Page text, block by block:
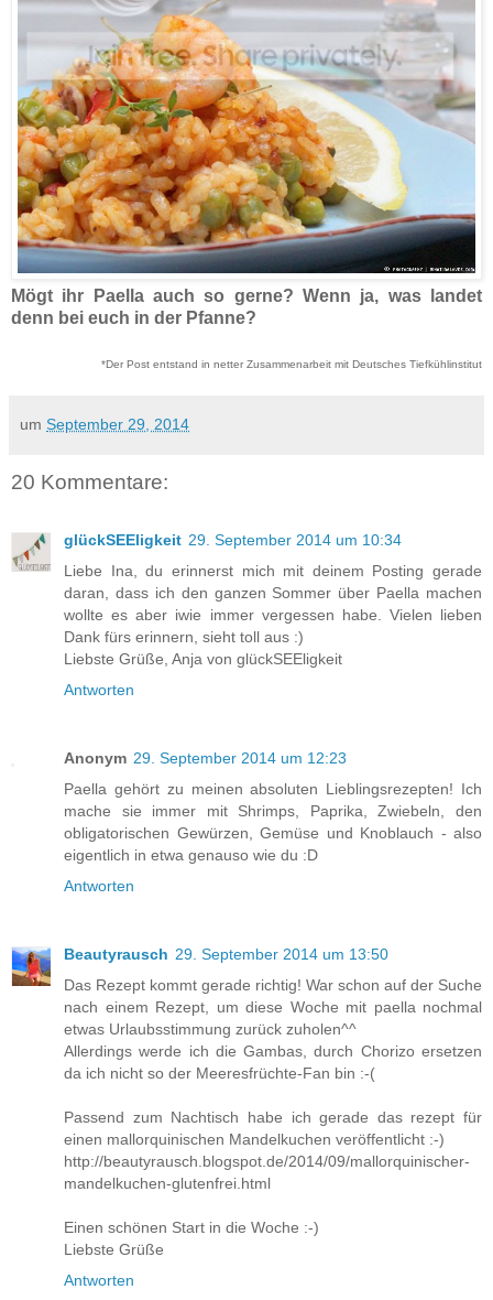
Mögt ihr Paella auch so gerne? Wenn ja, was landet
denn bei euch in der Pfanne?
*Der Post entstand in netter Zusammenarbeit mit Deutsches Tiefkühlinstitut
um September 29, 2014
20 Kommentare:
glückSEEligkeit 29. September 2014 um 10:34
Liebe Ina, du erinnerst mich mit deinem Posting gerade
daran, dass ich den ganzen Sommer über Paella machen
wollte es aber iwie immer vergessen habe. Vielen lieben
Dank fürs erinnern, sieht toll aus :)
Liebste Grüße, Anja von glückSEEligkeit
Antworten
Anonym 29. September 2014 um 12:23
Paella gehört zu meinen absoluten Lieblingsrezepten! Ich
mache sie immer mit Shrimps, Paprika, Zwiebeln, den
obligatorischen Gewürzen, Gemüse und Knoblauch - also
eigentlich in etwa genauso wie du :D
Antworten
Beautyrausch 29. September 2014 um 13:50
Das Rezept kommt gerade richtig! War schon auf der Suche
nach einem Rezept, um diese Woche mit paella nochmal
etwas Urlaubsstimmung zurück zuholen^^
Allerdings werde ich die Gambas, durch Chorizo ersetzen
da ich nicht so der Meeresfrüchte-Fan bin :-(
Passend zum Nachtisch habe ich gerade das rezept für
einen mallorquinischen Mandelkuchen veröffentlicht :-)
http://beautyrausch.blogspot.de/2014/09/mallorquinischer-
mandelkuchen-glutenfrei.html
Einen schönen Start in die Woche :-)
Liebste Grüße
Antworten